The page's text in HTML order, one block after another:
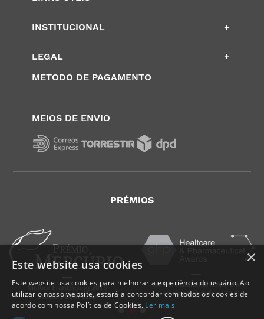
INSTITUCIONAL +
LEGAL
+
METODO DE PAGAMENTO
MEIOS DE ENVIO
PRÉMIOS
×
Este website usa cookies
Este website usa cookies para melhorar a experiência do usuário. Ao
utilizar o nosso website, estará a concordar com todos os cookies de
acordo com nossa Política de Cookies. Ler mais